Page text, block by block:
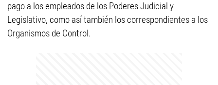
pago a los empleados de los Poderes Judicial y
Legislativo, como así también los correspondientes a los
Organismos de Control.